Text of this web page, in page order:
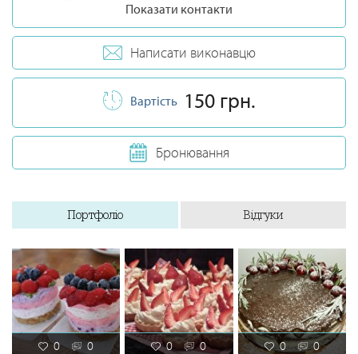
Показати контакти
Написати виконавцю
Вартість 150 грн.
Бронювання
Портфоліо Відгуки
0 0 0 0 0 0